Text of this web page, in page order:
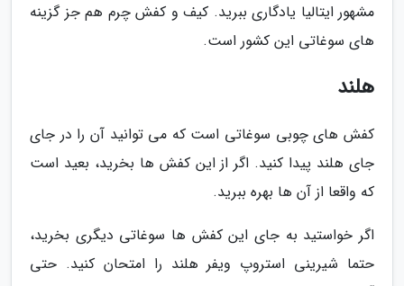
مشهور ایتالیا یادگاری ببرید. کیف و کفش چرم هم جز گزینه
های سوغاتی این کشور است.
هلند
کفش های چوبی سوغاتی است که می توانید آن را در جای
جای هلند پیدا کنید. اگر از این کفش ها بخرید، بعید است
که واقعا از آن ها بهره ببرید.
اگر خواستید به جای این کفش ها سوغاتی دیگری بخرید،
حتما شیرینی استروپ ویفر هلند را امتحان کنید. حتی